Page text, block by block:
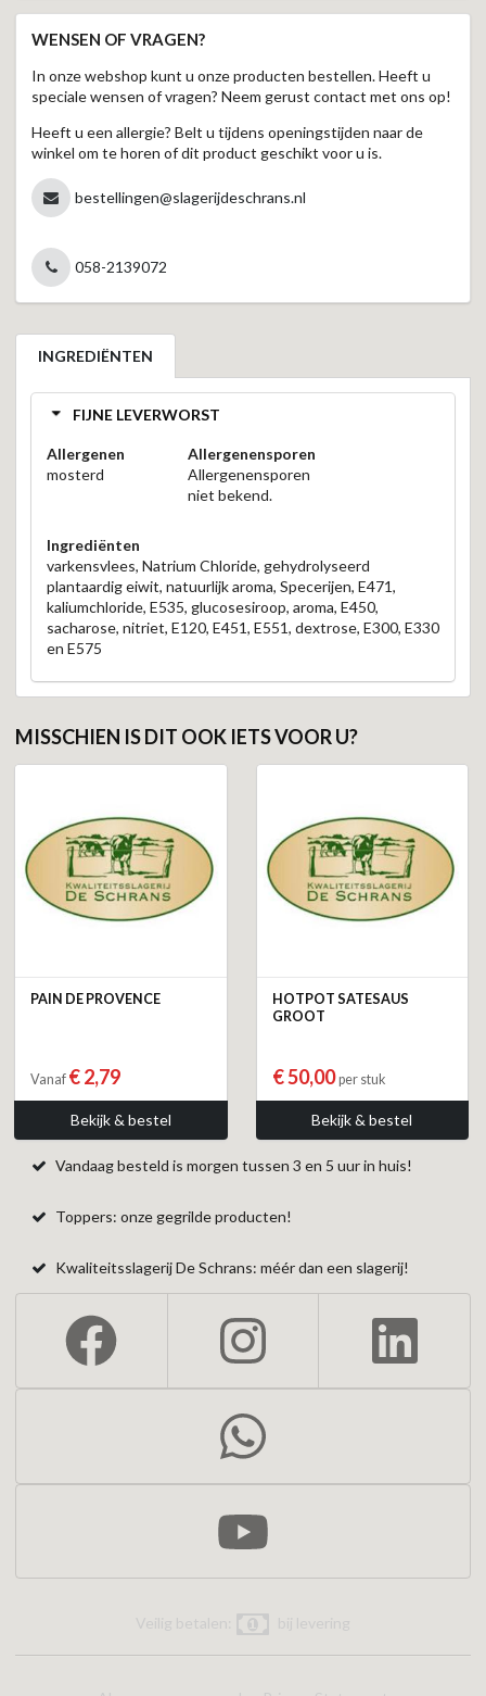
WENSEN OF VRAGEN?
In onze webshop kunt u onze producten bestellen. Heeft u
speciale wensen of vragen? Neem gerust contact met ons op!
Heeft u een allergie? Belt u tijdens openingstijden naar de
winkel om te horen of dit product geschikt voor u is.
bestellingen@slagerijdeschrans.nl
058-2139072
INGREDIËNTEN
FIJNE LEVERWORST
Allergenen
mosterd
Allergenensporen
Allergenensporen
niet bekend.
Ingrediënten
varkensvlees, Natrium Chloride, gehydrolyseerd
plantaardig eiwit, natuurlijk aroma, Specerijen, E471,
kaliumchloride, E535, glucosesiroop, aroma, E450,
sacharose, nitriet, E120, E451, E551, dextrose, E300, E330
en E575
MISSCHIEN IS DIT OOK IETS VOOR U?
PAIN DE PROVENCE
Vanaf € 2,79
Bekijk & bestel
HOTPOT SATESAUS
GROOT
€ 50,00per stuk
Bekijk & bestel
Vandaag besteld is morgen tussen 3 en 5 uur in huis!
Toppers: onze gegrilde producten!
Kwaliteitsslagerij De Schrans: méér dan een slagerij!